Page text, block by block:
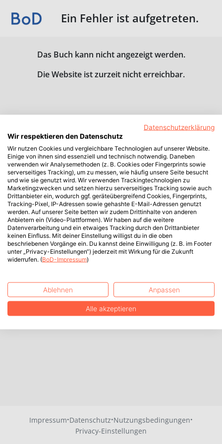
Ein Fehler ist aufgetreten.
Das Buch kann nicht angezeigt werden.
Die Website ist zurzeit nicht erreichbar.
Impressum·Datenschutz·Nutzungsbedingungen·
Privacy-Einstellungen
Datenschutzerklärung
Wir respektieren den Datenschutz
Wir nutzen Cookies und vergleichbare Technologien auf unserer Website.
Einige von ihnen sind essenziell und technisch notwendig. Daneben
verwenden wir Analysemethoden (z. B. Cookies oder Fingerprints sowie
serverseitiges Tracking), um zu messen, wie häufig unsere Seite besucht
und wie sie genutzt wird. Wir verwenden Trackingtechnologien zu
Marketingzwecken und setzen hierzu serverseitiges Tracking sowie auch
Drittanbieter ein, wodurch ggf. geräteübergreifend Cookies, Fingerprints,
Tracking-Pixel, IP-Adressen sowie gehashte E-Mail-Adressen genutzt
werden. Auf unserer Seite betten wir zudem Drittinhalte von anderen
Anbietern ein (Video-Plattformen). Wir haben auf die weitere
Datenverarbeitung und ein etwaiges Tracking durch den Drittanbieter
keinen Einfluss. Mit deiner Einstellung willigst du in die oben
beschriebenen Vorgänge ein. Du kannst deine Einwilligung (z. B. im Footer
unter „Privacy-Einstellungen“) jederzeit mit Wirkung für die Zukunft
widerrufen. (BoD-Impressum)
Ablehnen Anpassen
Alle akzeptieren